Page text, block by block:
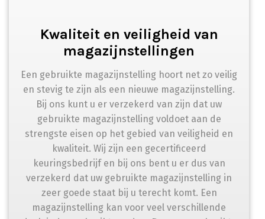
Kwaliteit en veiligheid van
magazijnstellingen
Een gebruikte magazijnstelling hoort net zo veilig
en stevig te zijn als een nieuwe magazijnstelling.
Bij ons kunt u er verzekerd van zijn dat uw
gebruikte magazijnstelling voldoet aan de
strengste eisen op het gebied van veiligheid en
kwaliteit. Wij zijn een gecertificeerd
keuringsbedrijf en bij ons bent u er dus van
verzekerd dat uw gebruikte magazijnstelling in
zeer goede staat bij u terecht komt. Een
magazijnstelling kan voor veel verschillende